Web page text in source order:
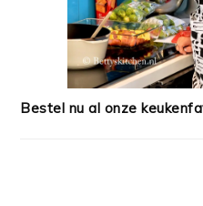
Bestel nu al onze